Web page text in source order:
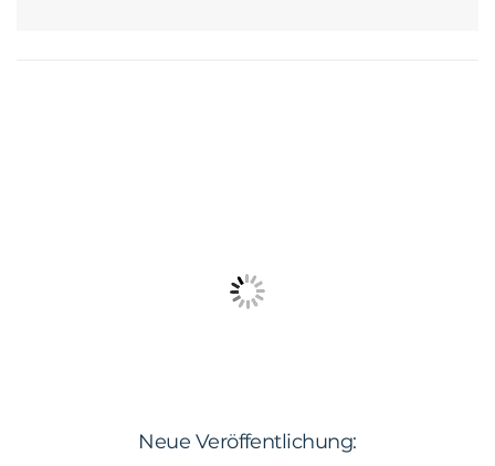
Neue Veröffentlichung: